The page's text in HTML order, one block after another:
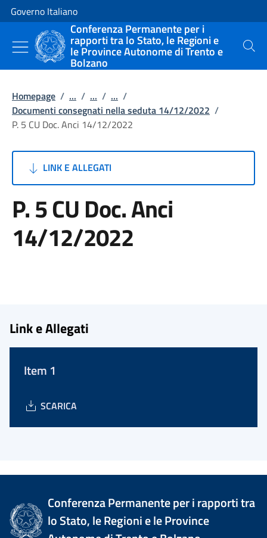
Vai al contenuto
Vai alla navigazione del sito
Governo Italiano
Conferenza Permanente per i
rapporti tra lo Stato, le Regioni e
le Province Autonome di Trento e
Bolzano
Cerca
Homepage / ... / ... / ... /
Documenti consegnati nella seduta 14/12/2022 /
P. 5 CU Doc. Anci 14/12/2022
LINK E ALLEGATI
P. 5 CU Doc. Anci
14/12/2022
Link e Allegati
Item 1
SCARICA
Conferenza Permanente per i rapporti tra
lo Stato, le Regioni e le Province